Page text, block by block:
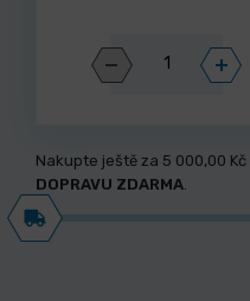
Nakupte ještě za 5 000,00 Kč
DOPRAVU ZDARMA.